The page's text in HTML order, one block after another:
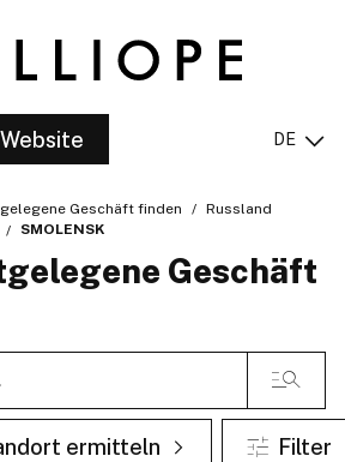
DE
Geschäft finden
Russland
SMOLENSK
Geschäft
ermitteln Filter